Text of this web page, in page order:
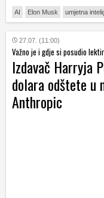
AI Elon Musk umjetna
27.07. (11:00)
Važno je i gdje si posudio
Izdavač Harryja
dolara odštete u
Anthropic